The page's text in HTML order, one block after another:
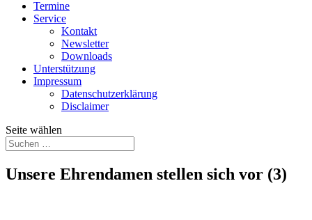
Termine
Service
Kontakt
Newsletter
Downloads
Unterstützung
Impressum
Datenschutzerklärung
Disclaimer
Seite wählen
Unsere Ehrendamen stellen sich vor (3)